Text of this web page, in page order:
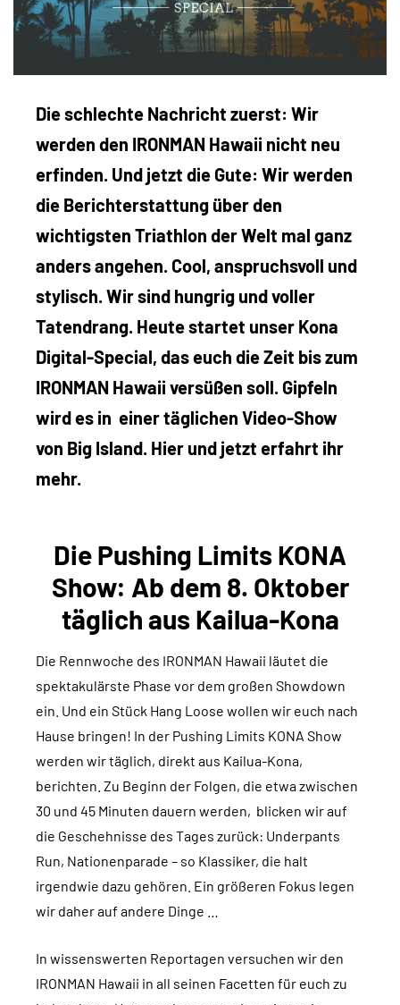
Die schlechte Nachricht zuerst: Wir
werden den IRONMAN Hawaii nicht neu
erfinden. Und jetzt die Gute: Wir werden
die Berichterstattung über den
wichtigsten Triathlon der Welt mal ganz
anders angehen. Cool, anspruchsvoll und
stylisch. Wir sind hungrig und voller
Tatendrang. Heute startet unser Kona
Digital-Special, das euch die Zeit bis zum
IRONMAN Hawaii versüßen soll. Gipfeln
wird es in einer täglichen Video-Show
von Big Island. Hier und jetzt erfahrt ihr
mehr.
Die Pushing Limits KONA
Show: Ab dem 8. Oktober
täglich aus Kailua-Kona
Die Rennwoche des IRONMAN Hawaii läutet die
spektakulärste Phase vor dem großen Showdown
ein. Und ein Stück Hang Loose wollen wir euch nach
Hause bringen! In der Pushing Limits KONA Show
werden wir täglich, direkt aus Kailua-Kona,
berichten. Zu Beginn der Folgen, die etwa zwischen
30 und 45 Minuten dauern werden, blicken wir auf
die Geschehnisse des Tages zurück: Underpants
Run, Nationenparade – so Klassiker, die halt
irgendwie dazu gehören. Ein größeren Fokus legen
wir daher auf andere Dinge …
In wissenswerten Reportagen versuchen wir den
IRONMAN Hawaii in all seinen Facetten für euch zu